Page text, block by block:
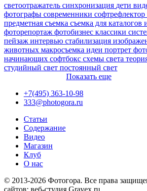
светоотражатель синхронизация дети
фотографы современники софтрефлектор
предметная съемка съемка для каталогов
фоторепортаж фотобизнес классики
пейзаж интервью стабилизация
животных макросъемка идеи портрет
начинающих софтбокс схемы света
студийный свет постоянный свет
Показать еще
+7(495) 363-10-98
333@photogora.ru
Статьи
Содержание
Видео
Магазин
Клуб
О нас
© 2013-2026 Фотогора. Все права
сайтов: веб-студия Gravex.ru